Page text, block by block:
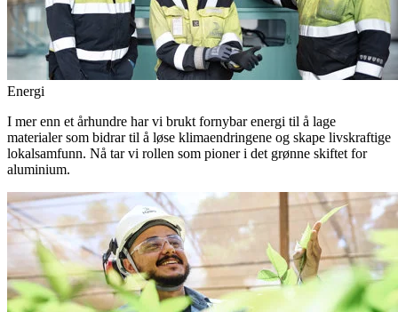
Energi
I mer enn et århundre har vi brukt fornybar energi til å lage
materialer som bidrar til å løse klimaendringene og skape livskraftige
lokalsamfunn. Nå tar vi rollen som pioner i det grønne skiftet for
aluminium.